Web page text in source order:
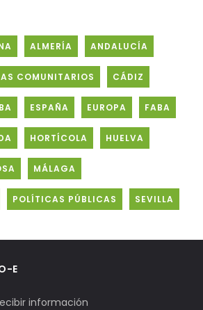
ALMERÍA ANDALUCÍA
COMUNITARIOS CÁDIZ
ESPAÑA EUROPA FABA
HORTÍCOLA HUELVA
MÁLAGA
POLÍTICAS PÚBLICAS SEVILLA
E
información